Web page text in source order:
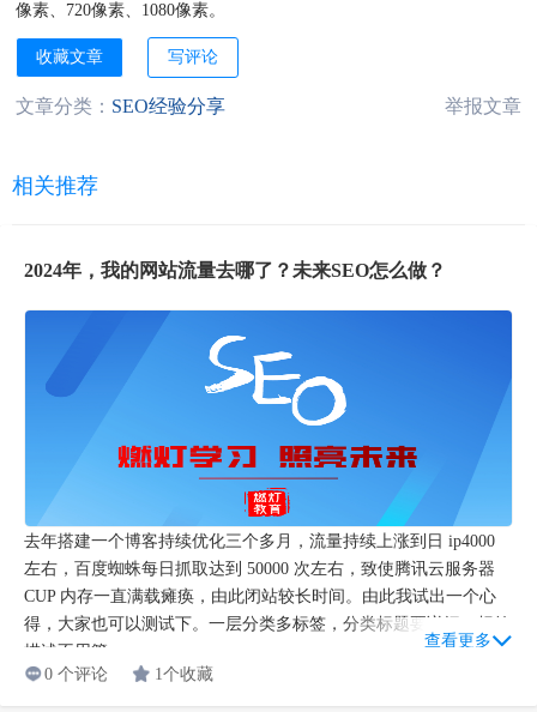
像素、720像素、1080像素。
收藏文章 写评论
文章分类： SEO经验分享 举报文章
相关推荐
2024年，我的网站流量去哪了？未来SEO怎么做？
去年搭建一个博客持续优化三个多月，流量持续上涨到日 ip4000
左右，百度蜘蛛每日抓取达到 50000 次左右，致使腾讯云服务器
CUP 内存一直满载瘫痪，由此闭站较长时间。由此我试出一个心
得，大家也可以测试下。一层分类多标签，分类标题要详细，标签
描述不用管...
查看更多
0 个评论
1个收藏